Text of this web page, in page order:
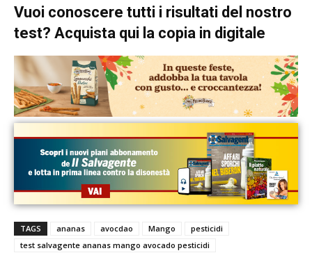
Vuoi conoscere tutti i risultati del nostro
test? Acquista qui la copia in digitale
TAGS ananas avocdao Mango
pesticidi
test salvagente ananas mango avocado pesticidi